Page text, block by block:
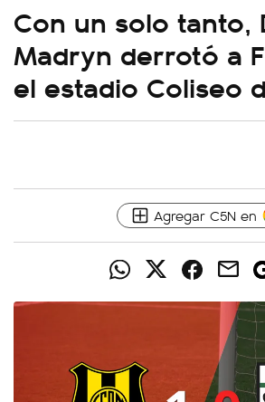
Con un solo tanto,
Madryn derrotó a
el estadio Coliseo
Agregar C5N en